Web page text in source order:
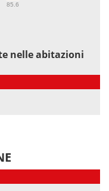
85.6
nelle abitazioni